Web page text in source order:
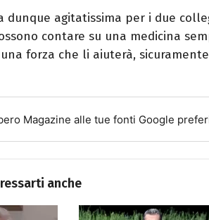
dunque agitatissima per i due
contare su una medicina
una forza che li aiuterà,
Magazine alle tue fonti Google
anche